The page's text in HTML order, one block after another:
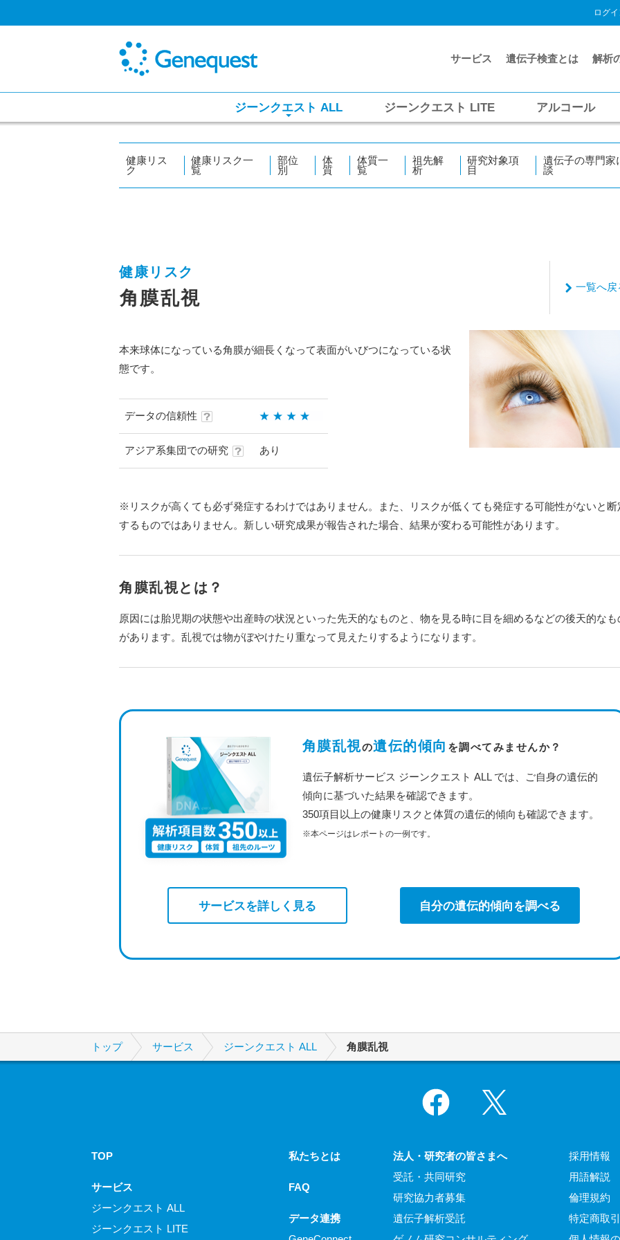
ログ
サービス 遺伝子検査とは 解析
ジーンクエスト ALL ジーンクエスト LITE アルコール
健康リス
ク
健康リスク一
覧
部位
別
体
質
体質一
覧
祖先解
析
研究対象項
目
遺伝子の専門家
談
健康リスク
角膜乱視
一覧へ戻
本来球体になっている角膜が細長くなって表面がいびつになっている状
態です。
データの信頼性
アジア系集団での研究 あり
※リスクが高くても必ず発症するわけではありません。また、リスクが低くても発症する可能性がないと断
するものではありません。新しい研究成果が報告された場合、結果が変わる可能性があります。
角膜乱視とは？
原因には胎児期の状態や出産時の状況といった先天的なものと、物を見る時に目を細めるなどの後天的なも
があります。乱視では物がぼやけたり重なって見えたりするようになります。
角膜乱視の遺伝的傾向 を調べてみませんか？
遺伝子解析サービス ジーンクエスト ALL では、ご自身の遺伝的
傾向に基づいた結果を確認できます。
350項目以上の健康リスクと体質の遺伝的傾向も確認できます。
※本ページはレポートの一例です。
サービスを詳しく見る 自分の遺伝的傾向を調べる
トップ サービス ジーンクエスト ALL 角膜乱視
Facebook
TOP
サービス
ジーンクエスト ALL
ジーンクエスト LITE
私たちとは
FAQ
データ連携
法人・研究者の皆さまへ
受託・共同研究
研究協力者募集
遺伝子解析受託
採用情報
用語解説
倫理規約
特定商取